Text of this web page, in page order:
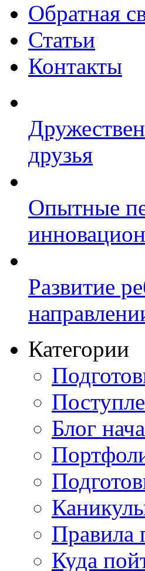
Обратная
Статьи
Контакты
друзья
Опытные
Развитие
Категории
Блог
Правила
Куда